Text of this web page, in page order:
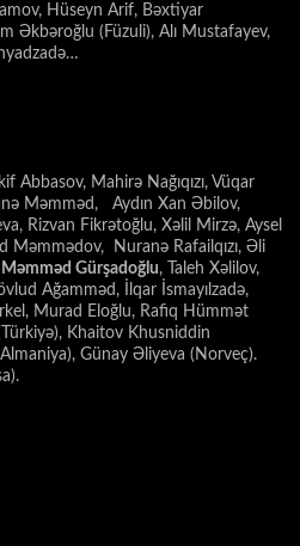
Hüseyn Arif, Bəxtiyar
Əkbəroğlu (Füzuli), Alı Mustafayev,
Abbasov, Mahirə Nağıqızı, Vüqar
Məmməd, Aydın Xan Əbilov,
Rizvan Fikrətoğlu, Xəlil Mirzə, Aysel
Məmmədov, Nuranə Rafailqızı, Əli
Məmməd Gürşadoğlu, Taleh Xəlilov,
Ağamməd, İlqar İsmayılzadə,
Murad Eloğlu, Rafiq Hümmət
Khaitov Khusniddin
Günay Əliyeva (Norveç).